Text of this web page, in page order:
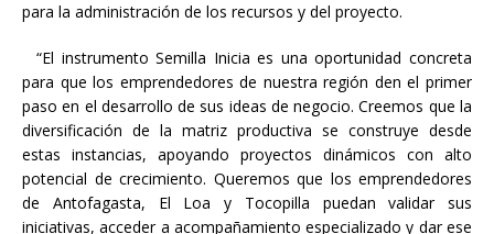
para la administración de los recursos y del proyecto.
“El instrumento Semilla Inicia es una oportunidad concreta
para que los emprendedores de nuestra región den el primer
paso en el desarrollo de sus ideas de negocio. Creemos que la
diversificación de la matriz productiva se construye desde
estas instancias, apoyando proyectos dinámicos con alto
potencial de crecimiento. Queremos que los emprendedores
de Antofagasta, El Loa y Tocopilla puedan validar sus
iniciativas, acceder a acompañamiento especializado y dar ese